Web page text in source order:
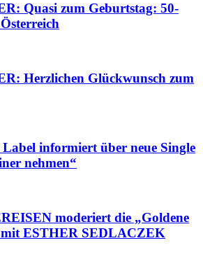
Quasi zum Geburtstag: 50-
Herzlichen Glückwunsch zum
informiert über neue Single
nehmen“
moderiert die „Goldene
mit ESTHER SEDLACZEK